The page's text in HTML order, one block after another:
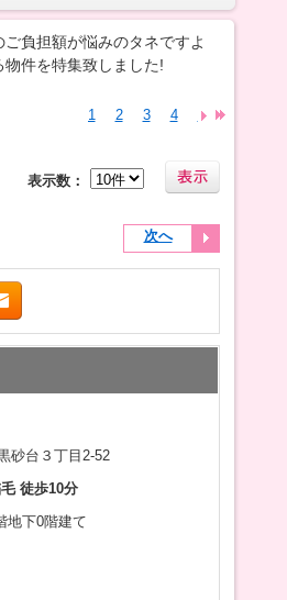
負担額が悩みのタネですよ
件を特集致しました!
1 2 3 4 5 6
表示数：
次へ
砂台３丁目2-52
徒歩10分
地下0階建て